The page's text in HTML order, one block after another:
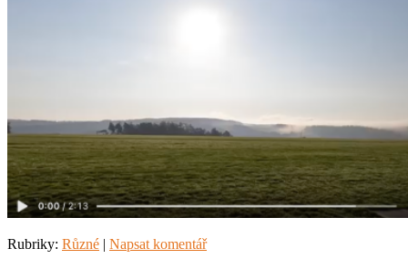
Rubriky: Různé | Napsat komentář